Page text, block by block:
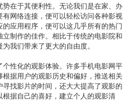
在于其便利性。无论我们是在家、办
网络连接，便可以轻松访问各种影视
应用程序，便可以这几乎所有的热门
制作的佳作。相比于传统的电影院和
我们带来了更大的自由度。
性化的观影体验。许多手机电影网平
据用户的观影历史和偏好，推送相关
找影片的时间，还大大提高了观影的
据自己的喜好，建立个人的观影清